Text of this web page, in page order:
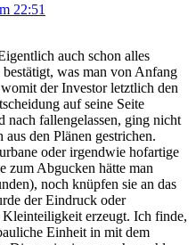
22:51
auch schon alles
was man von Anfang
der Investor letztlich den
auf seine Seite
nach fallengelassen, ging nicht
den Plänen gestrichen.
oder irgendwie hofartige
zum Abgucken hätte man
noch knüpfen sie an das
der Eindruck oder
erzeugt. Ich finde,
Einheit in mit dem